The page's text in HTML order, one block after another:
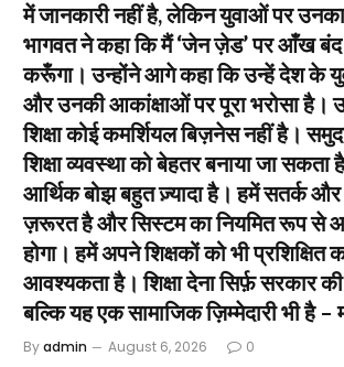
में जानकारी नहीं है, लेकिन युवाओं पर
भागवत ने कहा कि मैं ‘जेन ज़ेड’ पर आँख
करूँगा। उन्होंने आगे कहा कि उन्हें देश के
और उनकी आकांक्षाओं पर पूरा भरोसा है।
शिक्षा कोई कमर्शियल बिज़नेस नहीं है।
शिक्षा व्यवस्था को बेहतर बनाया जा सकता
आर्थिक बोझ बहुत ज़्यादा है। हमें सतर्क
ज़रूरत है और सिस्टम का नियमित रूप से
होगा। हमें अपने शिक्षकों को भी प्रशिक्षित
आवश्यकता है। शिक्षा देना सिर्फ़ सरकार की
बल्कि यह एक सामाजिक ज़िम्मेदारी भी है –
Byadmin August 6, 2026 0